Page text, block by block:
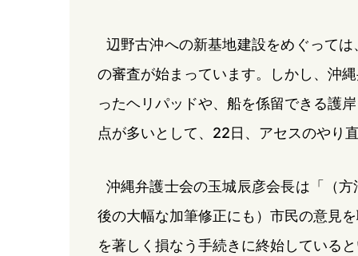
辺野古沖への新基地建設をめぐって
の審査が始まっています。しかし、沖
ったヘリパッドや、船を係留できる護
点が多いとして、22日、アセスのやり
沖縄弁護士会の玉城辰彦会長は「（
後の大幅な加筆修正にも）市民の意見
を著しく損なう手続きに終始している